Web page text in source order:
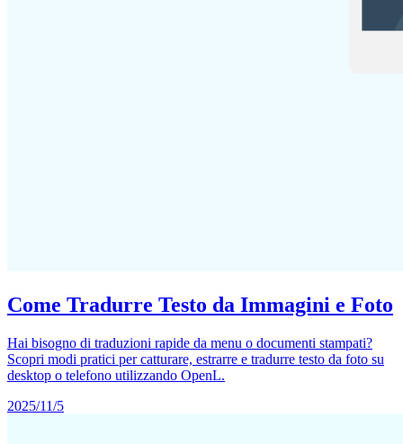
Come Tradurre Testo da Immagini e Foto
Hai bisogno di traduzioni rapide da menu o documenti stampati?
Scopri modi pratici per catturare, estrarre e tradurre testo da foto su
desktop o telefono utilizzando OpenL.
2025/11/5